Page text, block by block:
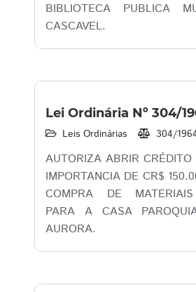
BIBLIOTECA PUBLICA
CASCAVEL.
Lei Ordinária Nº 304/
Leis Ordinárias 304/
AUTORIZA ABRIR
IMPORTANCIA DE CR$
COMPRA DE
PARA A CASA
AURORA.